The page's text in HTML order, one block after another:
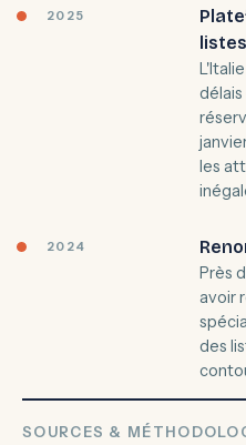
2025
les
2024
Près
avoir
des
SOURCES &